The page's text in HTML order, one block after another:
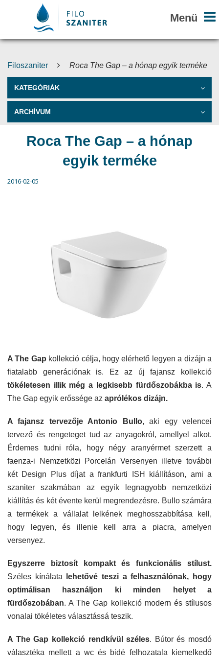
Filoszaniter Roca The Gap – a hónap egyik terméke
KATEGÓRIÁK
ARCHÍVUM
Roca The Gap – a hónap
egyik terméke
2016-02-05
A The Gap kollekció célja, hogy elérhető legyen a dizájn a
fiatalabb generációnak is. Ez az új fajansz kollekció
tökéletesen illik még a legkisebb fürdőszobákba is. A
The Gap egyik erőssége az aprólékos dizájn.
A fajansz tervezője Antonio Bullo, aki egy velencei
tervező és rengeteget tud az anyagokról, amellyel alkot.
Érdemes tudni róla, hogy négy aranyérmet szerzett a
faenza-i Nemzetközi Porcelán Versenyen illetve további
két Design Plus díjat a frankfurti ISH kiállításon, ami a
szaniter szakmában az egyik legnagyobb nemzetközi
kiállítás és két évente kerül megrendezésre. Bullo számára
a termékek a vállalat lelkének meghosszabbítása kell,
hogy legyen, és illenie kell arra a piacra, amelyen
versenyez.
Egyszerre biztosít kompakt és funkcionális stílust.
Széles kínálata
lehetővé teszi a felhasználónak, hogy
optimálisan használjon ki minden helyet a
fürdőszobában. A The Gap kollekció modern és stílusos
vonalai tökéletes választássá teszik.
A The Gap kollekció rendkívül széles. Bútor és mosdó
választéka mellett a wc és bidé felhozatala kiemelkedő